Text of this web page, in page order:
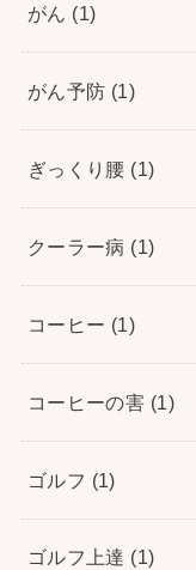
がん (1)
がん予防 (1)
ぎっくり腰 (1)
クーラー病 (1)
コーヒー (1)
コーヒーの害 (1)
ゴルフ (1)
ゴルフ上達 (1)